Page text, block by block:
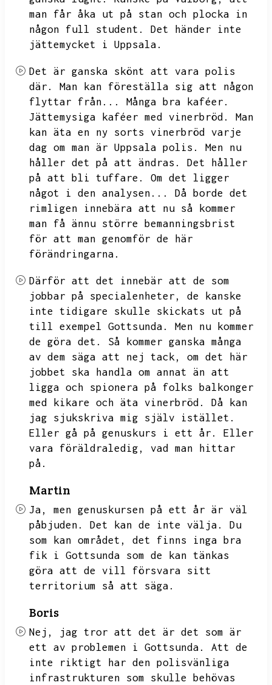
man får åka ut på stan och plocka in
någon full student.
Det händer inte
jättemycket i Uppsala.
Det är ganska skönt att vara polis
där.
Man kan föreställa sig att någon
flyttar från...
Många bra kaféer.
Jättemysiga kaféer med vinerbröd.
Man
kan äta en ny sorts vinerbröd varje
dag om man är Uppsala polis.
Men nu
håller det på att ändras.
Det håller
på att bli tuffare.
Om det ligger
något i den analysen...
Då borde det
rimligen innebära att nu så kommer
man få ännu större bemanningsbrist
för att man genomför de här
förändringarna.
Därför att det innebär att de som
jobbar på specialenheter,
de kanske
inte tidigare skulle skickats ut på
till exempel Gottsunda.
Men nu kommer
de göra det.
Så kommer ganska många
av dem säga att nej tack,
om det här
jobbet ska handla om annat än att
ligga och spionera på folks balkonger
med kikare och äta vinerbröd.
Då kan
jag sjukskriva mig själv istället.
Eller gå på genuskurs i ett år.
Eller
vara föräldraledig,
vad man hittar
på.
Martin
Ja,
men genuskursen på ett år är väl
påbjuden.
Det kan de inte välja.
Du
som kan området,
det finns inga bra
fik i Gottsunda som de kan tänkas
göra att de vill försvara sitt
territorium så att säga.
Boris
Nej,
jag tror att det är det som är
ett av problemen i Gottsunda.
Att de
inte riktigt har den polisvänliga
infrastrukturen som skulle behövas